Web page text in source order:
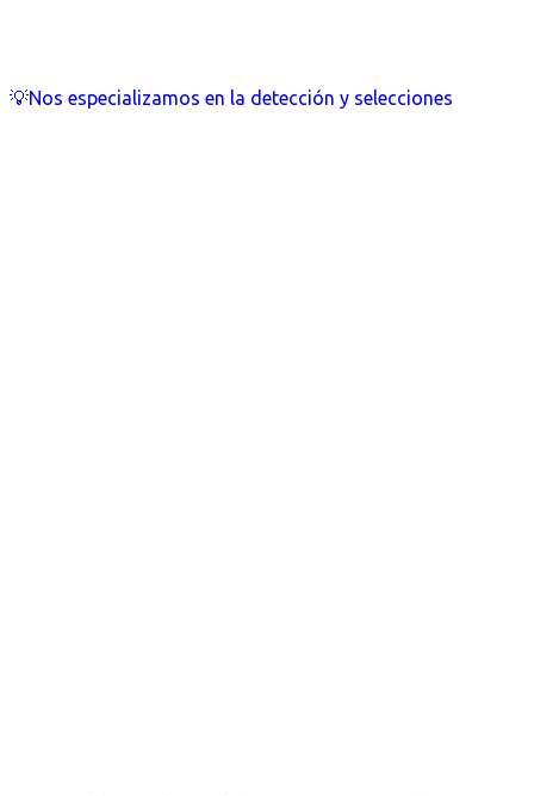
💡Nos especializamos en la detección y selecciones